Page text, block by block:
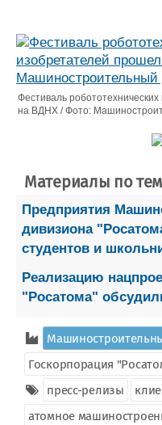
Фестиваль
на ВДНХ / Фото:
Материалы по
Предприятия
дивизиона
студентов и
Реализацию
"Росатома"
Госкорпорация
пресс-релизы
атомное